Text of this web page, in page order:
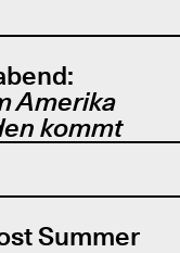
Amerika
kommt
Summer